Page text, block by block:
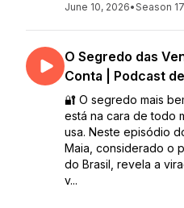
June 10, 2026•Season 17
O Segredo das
Conta | Podcast
🔐 O segredo mais
está na cara de todo
usa. Neste episódio
Maia, considerado o
do Brasil, revela a
v...